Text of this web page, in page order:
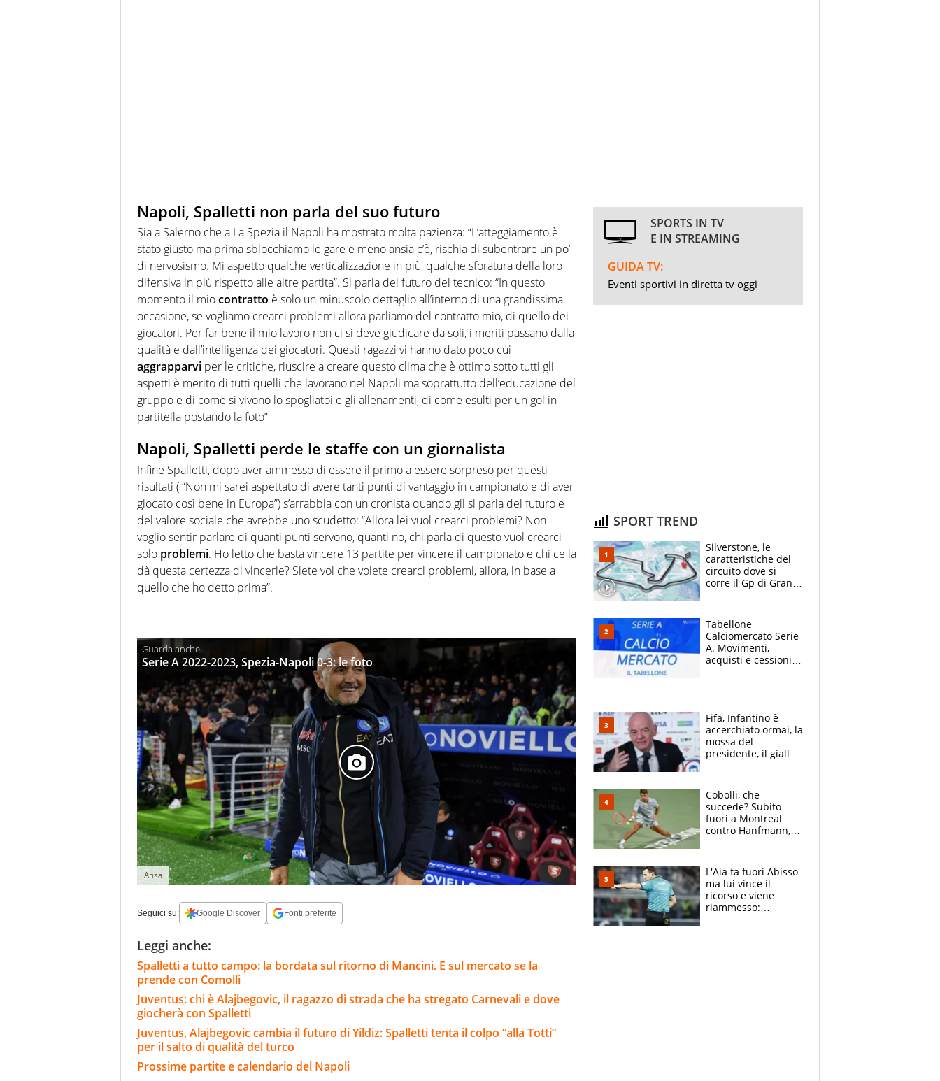
Napoli, Spalletti non parla del suo futuro
Sia a Salerno che a La Spezia il Napoli ha mostrato molta pazienza: “L’atteggiamento è
stato giusto ma prima sblocchiamo le gare e meno ansia c’è, rischia di subentrare un po’
di nervosismo. Mi aspetto qualche verticalizzazione in più, qualche sforatura della loro
difensiva in più rispetto alle altre partita”. Si parla del futuro del tecnico: “In questo
momento il miocontratto è solo un minuscolo dettaglio all’interno di una grandissima
occasione, se vogliamo crearci problemi allora parliamo del contratto mio, di quello dei
giocatori. Per far bene il mio lavoro non ci si deve giudicare da soli, i meriti passano dalla
qualità e dall’intelligenza dei giocatori. Questi ragazzi vi hanno dato poco cui
aggrapparvi per le critiche, riuscire a creare questo clima che è ottimo sotto tutti gli
aspetti è merito di tutti quelli che lavorano nel Napoli ma soprattutto dell’educazione del
gruppo e di come si vivono lo spogliatoi e gli allenamenti, di come esulti per un gol in
partitella postando la foto”
Napoli, Spalletti perde le staffe con un giornalista
Infine Spalletti, dopo aver ammesso di essere il primo a essere sorpreso per questi
risultati ( “Non mi sarei aspettato di avere tanti punti di vantaggio in campionato e di aver
giocato così bene in Europa”) s’arrabbia con un cronista quando gli si parla del futuro e
del valore sociale che avrebbe uno scudetto: “Allora lei vuol crearci problemi? Non
voglio sentir parlare di quanti punti servono, quanti no, chi parla di questo vuol crearci
solo problemi. Ho letto che basta vincere 13 partite per vincere il campionato e chi ce la
dà questa certezza di vincerle? Siete voi che volete crearci problemi, allora, in base a
quello che ho detto prima”.
Serie A 2022-2023, Spezia-Napoli 0-3: le foto
Ansa
Seguici su: Google Discover Fonti preferite
Leggi anche:
Spalletti a tutto campo: la bordata sul ritorno di Mancini. E sul mercato se la
prende con Comolli
Juventus: chi è Alajbegovic, il ragazzo di strada che ha stregato Carnevali e dove
giocherà con Spalletti
Juventus, Alajbegovic cambia il futuro di Yildiz: Spalletti tenta il colpo “alla Totti”
per il salto di qualità del turco
Prossime partite e calendario del Napoli
SPORTS IN TV
E IN STREAMING
GUIDA TV:
Eventi sportivi in diretta tv oggi
SPORT TREND
Silverstone, le
caratteristiche del
circuito dove si
corre il Gp di Gran
Tabellone
Calciomercato Serie
A. Movimenti,
acquisti e cessioni:
Fifa, Infantino è
accerchiato ormai, la
mossa del
presidente, il giallo
Trump
Cobolli, che
succede? Subito
fuori a Montreal
contro Hanfmann,
L'Aia fa fuori Abisso
ma lui vince il
ricorso e viene
riammesso: